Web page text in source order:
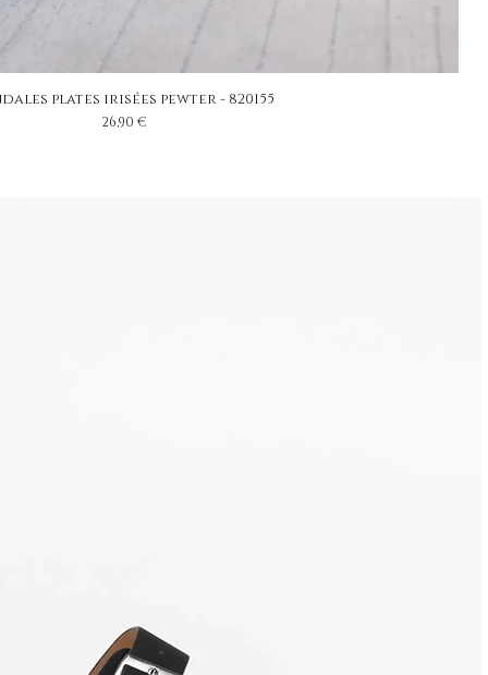
plates irisées pewter - 820155
Prix
26,90 €